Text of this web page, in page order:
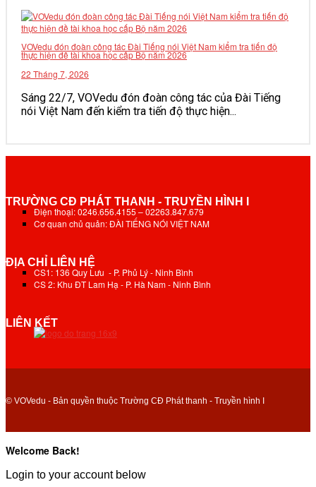
VOVedu đón đoàn công tác Đài Tiếng nói Việt Nam kiểm tra tiến độ
thực hiện đề tài khoa học cấp Bộ năm 2026
22 Tháng 7, 2026
Sáng 22/7, VOVedu đón đoàn công tác của Đài Tiếng
nói Việt Nam đến kiểm tra tiến độ thực hiện...
TRƯỜNG CĐ PHÁT THANH - TRUYỀN HÌNH I
Điện thoại: 0246.656.4155 – 02263.847.679
Cơ quan chủ quản: ĐÀI TIẾNG NÓI VIỆT NAM
ĐỊA CHỈ LIÊN HỆ
CS1: 136 Quy Lưu - P. Phủ Lý - Ninh Bình
CS 2: Khu ĐT Lam Hạ - P. Hà Nam - Ninh Bình
LIÊN KẾT
© VOVedu - Bản quyền thuộc Trường CĐ Phát thanh - Truyền hình I
Welcome Back!
Login to your account below